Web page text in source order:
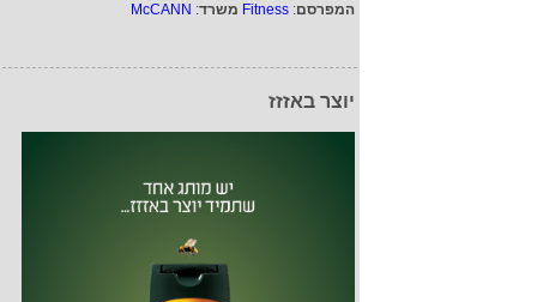
המפרסם:
Fitness משרד:
McCANN
יוצר באזזז